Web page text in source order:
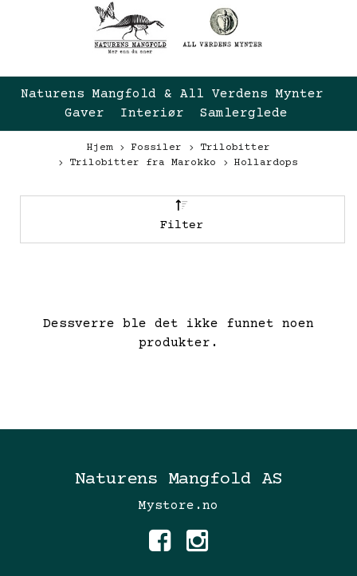
Naturens Mangfold & All Verdens Mynter 
Gaver  Interiør  Samlerglede
Hjem Fossiler
Trilobitter
Trilobitter fra Marokko
Hollardops
Filter
Dessverre ble det ikke funnet noen
produkter.
Naturens Mangfold AS
Mystore.no